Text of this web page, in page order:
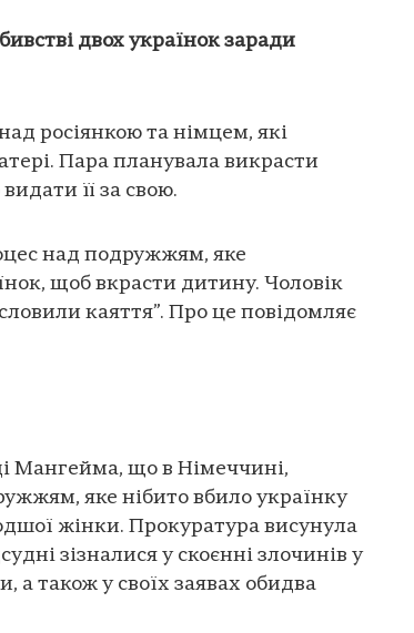
двох українок заради
росіянкою та німцем, які
Пара планувала викрасти
її за свою.
над подружжям, яке
щоб вкрасти дитину. Чоловік
каяття”. Про це повідомляє
Мангейма, що в Німеччині,
яке нібито вбило українку
жінки. Прокуратура висунула
зізналися у скоєнні злочинів у
а також у своїх заявах обидва